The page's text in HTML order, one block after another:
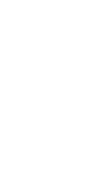
قال اللواء
ذات
تختلف
لأن أي
للعالم،
رسائل الردع
دول لنا قرار